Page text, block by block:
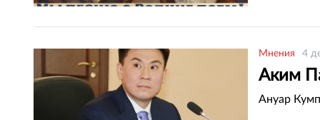
Мнения 4
Аким
Ануар